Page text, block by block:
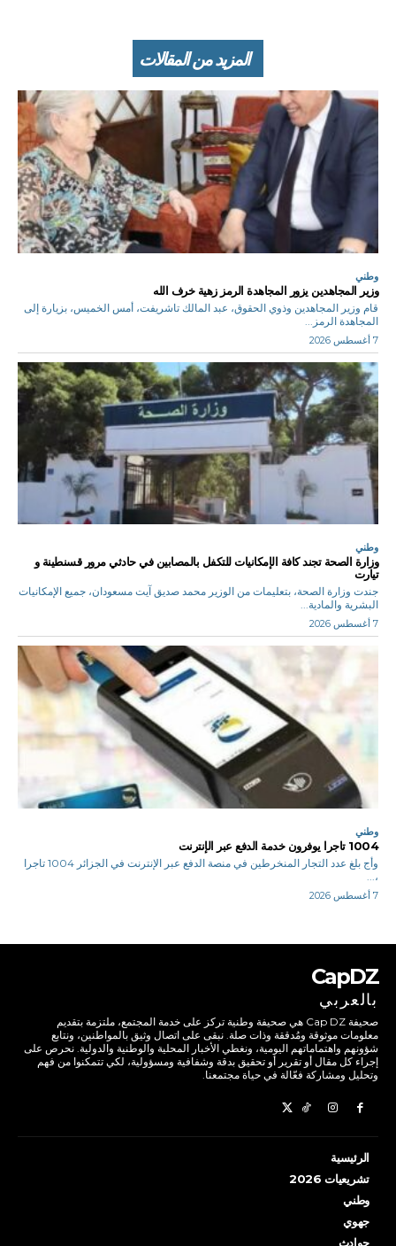
المزيد من المقالات
وطني
وزير المجاهدين يزور المجاهدة الرمز زهية خرف الله
قام وزير المجاهدين وذوي الحقوق، عبد المالك تاشريفت، أمس الخميس، بزيارة إلى
المجاهدة الرمز...
7 أغسطس 2026
وطني
وزارة الصحة تجند كافة الإمكانيات للتكفل بالمصابين في حادثي مرور قسنطينة و
تيارت
جندت وزارة الصحة، بتعليمات من الوزير محمد صديق آيت مسعودان، جميع الإمكانيات
البشرية والمادية...
7 أغسطس 2026
وطني
1004 تاجرا يوفرون خدمة الدفع عبر الإنترنت
وأج بلغ عدد التجار المنخرطين في منصة الدفع عبر الإنترنت في الجزائر 1004 تاجرا
،...
7 أغسطس 2026
CapDZ
بالعربي
صحيفة Cap DZ هي صحيفة وطنية تركز على خدمة المجتمع، ملتزمة بتقديم
معلومات موثوقة ومُدققة وذات صلة. نبقى على اتصال وثيق بالمواطنين، ونتابع
شؤونهم واهتماماتهم اليومية، ونغطي الأخبار المحلية والوطنية والدولية. نحرص على
إجراء كل مقال أو تقرير أو تحقيق بدقة وشفافية ومسؤولية، لكي تتمكنوا من فهم
وتحليل ومشاركة فعّالة في حياة مجتمعنا.
الرئيسية
تشريعيات 2026
وطني
جهوي
حوادث